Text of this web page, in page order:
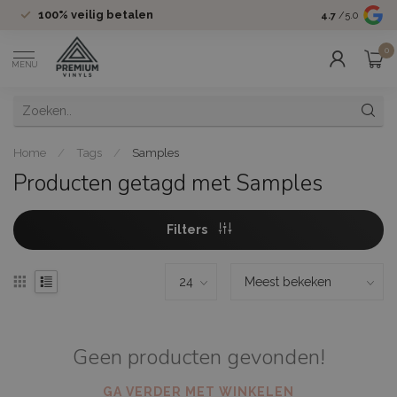
100% veilig betalen Groot
4.7 /5.0
MENU
0
Home / Tags / Samples
Producten getagd met Samples
Filters
Geen producten gevonden!
GA VERDER MET WINKELEN